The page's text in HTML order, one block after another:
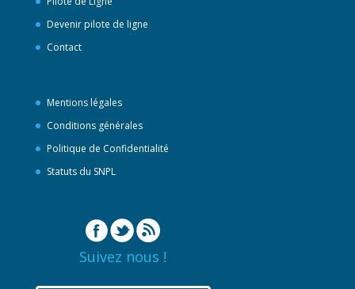
Devenir pilote de ligne
Contact
Mentions légales
Conditions générales
Politique de Confidentialité
Statuts du SNPL
Suivez nous !